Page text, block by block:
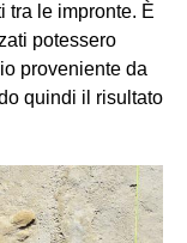
tra le impronte. È
potessero
proveniente da
quindi il risultato